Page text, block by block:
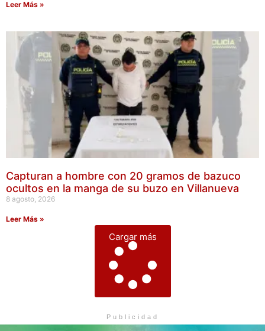
Leer Más »
Capturan a hombre con 20 gramos de bazuco
ocultos en la manga de su buzo en Villanueva
8 agosto, 2026
Leer Más »
Cargar más
Publicidad